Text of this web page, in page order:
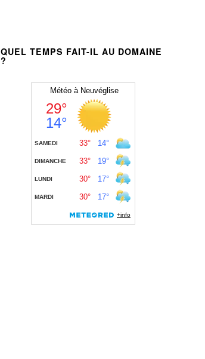
QUEL TEMPS FAIT-IL AU DOMAINE
?